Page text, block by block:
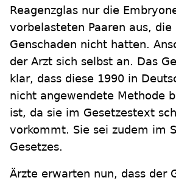
Reagenzglas nur die
vorbelasteten Paaren aus, die
Genschaden nicht hatten.
der Arzt sich selbst an. Das
klar, dass diese 1990 in
nicht angewendete Methode
ist, da sie im Gesetzestext
vorkommt. Sie sei zudem im
Gesetzes.
Ärzte erwarten nun, dass der